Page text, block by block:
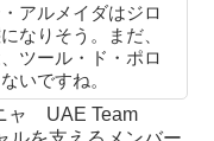
アルメイダはジロ
なりそう。まだ、
ツール・ド・ポロ
いですね。
ャ UAE Team